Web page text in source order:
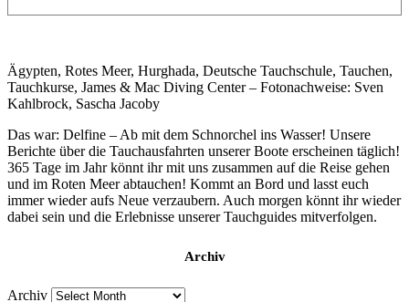
Ägypten, Rotes Meer, Hurghada, Deutsche Tauchschule, Tauchen,
Tauchkurse, James & Mac Diving Center – Fotonachweise: Sven
Kahlbrock, Sascha Jacoby
Das war: Delfine – Ab mit dem Schnorchel ins Wasser! Unsere
Berichte über die Tauchausfahrten unserer Boote erscheinen täglich!
365 Tage im Jahr könnt ihr mit uns zusammen auf die Reise gehen
und im Roten Meer abtauchen! Kommt an Bord und lasst euch
immer wieder aufs Neue verzaubern. Auch morgen könnt ihr wieder
dabei sein und die Erlebnisse unserer Tauchguides mitverfolgen.
Archiv
Archiv